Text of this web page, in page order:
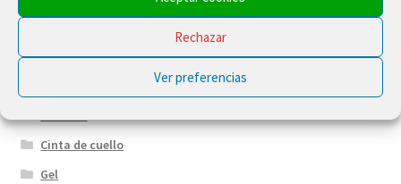
Rechazar
Ver preferencias
Bolígrafo
Cinta de cuello
Gel